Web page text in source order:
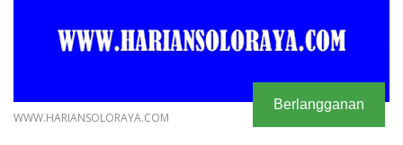
WWW.HARIANSOLORAYA.COM
Berlangganan